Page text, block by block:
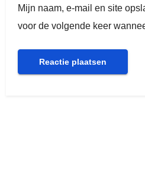
Mijn naam, e-mail en site
voor de volgende keer